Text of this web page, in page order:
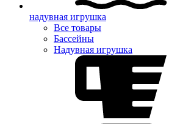
надувная игрушка
Все товары
Бассейны
Надувная игрушка